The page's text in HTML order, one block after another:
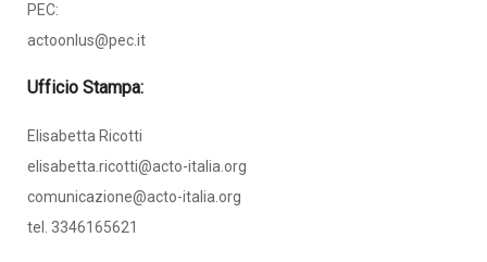
PEC:
actoonlus@pec.it
Ufficio Stampa:
Elisabetta Ricotti
elisabetta.ricotti@acto-italia.org
comunicazione@acto-italia.org
tel. 3346165621